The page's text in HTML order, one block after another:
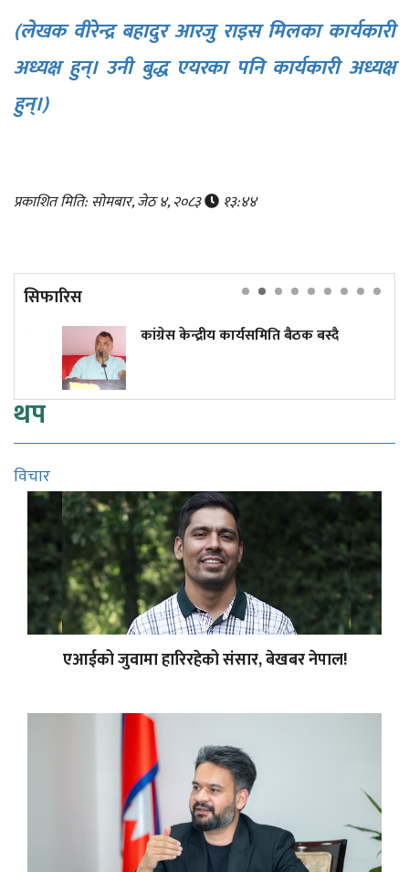
(लेखक वीरेन्द्र बहादुर आरजु राइस मिलका कार्यकारी
अध्यक्ष हुन्। उनी बुद्ध एयरका पनि कार्यकारी अध्यक्ष
हुन्।)
प्रकाशित मिति: सोमबार, जेठ ४, २०८३ १३:४४
सिफारिस
कांग्रेस केन्द्रीय कार्यसमिति बैठक बस्दै
थप
विचार
एआईको जुवामा हारिरहेको संसार, बेखबर नेपाल!